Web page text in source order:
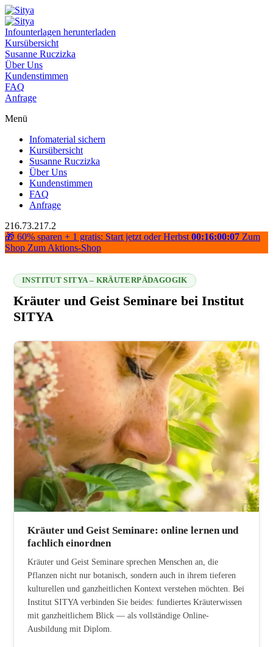
Infounterlagen herunterladen
Kursübersicht
Susanne Ruczizka
Über Uns
Kundenstimmen
FAQ
Anfrage
Menü
Infomaterial sichern
Kursübersicht
Susanne Ruczizka
Über Uns
Kundenstimmen
FAQ
Anfrage
216.73.217.2
🎁 60% sparen + 1 gratis: Start jetzt oder Herbst 00:16:00:07 Zum
Shop Zum Aktions-Shop
INSTITUT SITYA – KRÄUTERPÄDAGOGIK
Kräuter und Geist Seminare bei Institut
SITYA
216.73.217.2 2026-08-07 07:58:46
Kräuter und Geist Seminare: online lernen und
fachlich einordnen
Kräuter und Geist Seminare sprechen Menschen an, die
Pflanzen nicht nur botanisch, sondern auch in ihrem tieferen
kulturellen und ganzheitlichen Kontext verstehen möchten. Bei
Institut SITYA verbinden Sie beides: fundiertes Kräuterwissen
mit ganzheitlichem Blick — als vollständige Online-
Ausbildung mit Diplom.